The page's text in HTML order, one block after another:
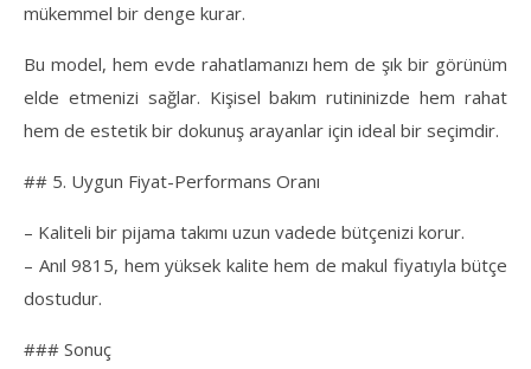
mükemmel bir denge kurar.
Bu model, hem evde rahatlamanızı hem de şık bir görünüm
elde etmenizi sağlar. Kişisel bakım rutininizde hem rahat
hem de estetik bir dokunuş arayanlar için ideal bir seçimdir.
## 5. Uygun Fiyat-Performans Oranı
– Kaliteli bir pijama takımı uzun vadede bütçenizi korur.
– Anıl 9815, hem yüksek kalite hem de makul fiyatıyla bütçe
dostudur.
### Sonuç